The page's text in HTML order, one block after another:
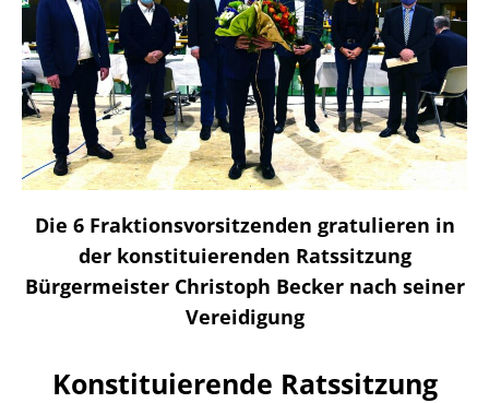
Die 6 Fraktionsvorsitzenden gratulieren in
der konstituierenden Ratssitzung
Bürgermeister Christoph Becker nach seiner
Vereidigung
Konstituierende Ratssitzung